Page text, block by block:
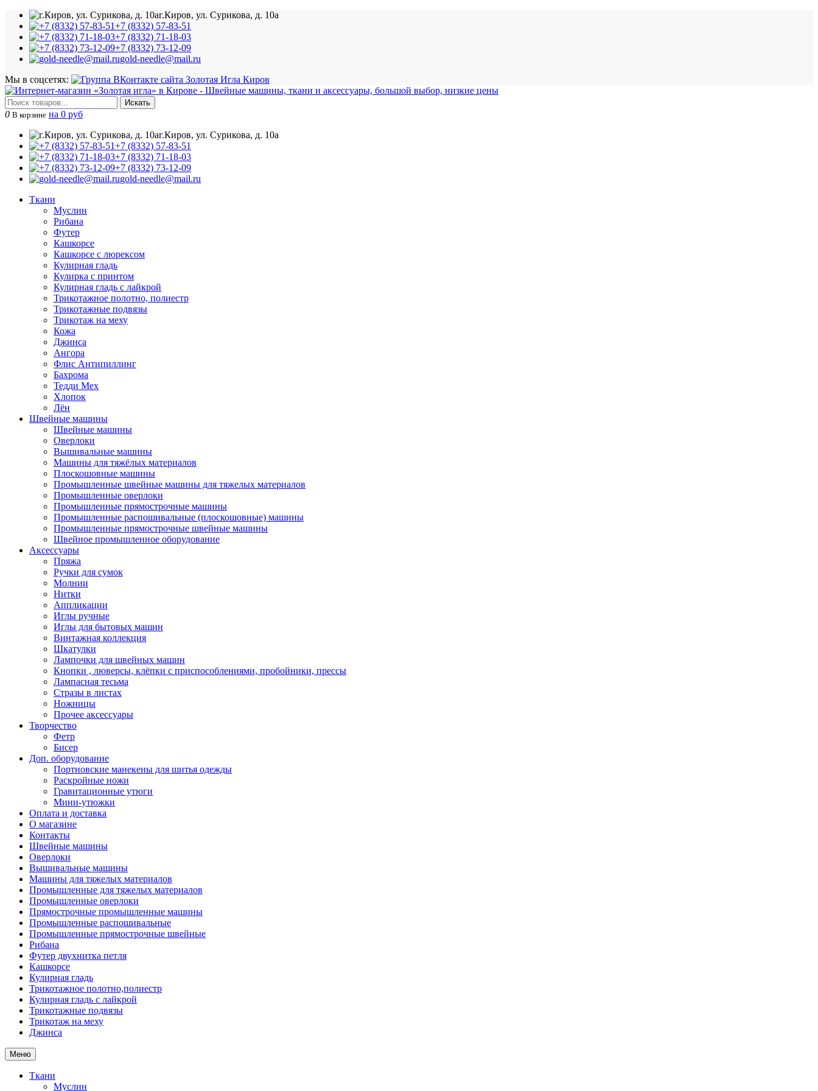
г.Киров, ул. Сурикова, д. 10а
+7 (8332) 57-83-51
+7 (8332) 71-18-03
+7 (8332) 73-12-09
gold-needle@mail.ru
Мы в соцсетях:
Искать
0 В корзине на 0 руб
г.Киров, ул. Сурикова, д. 10а
+7 (8332) 57-83-51
+7 (8332) 71-18-03
+7 (8332) 73-12-09
gold-needle@mail.ru
Ткани
Муслин
Рибана
Футер
Кашкорсе
Кашкорсе с люрексом
Кулирная гладь
Кулирка с принтом
Кулирная гладь с лайкрой
Трикотажное полотно, полиестр
Трикотажные подвязы
Трикотаж на меху
Кожа
Джинса
Ангора
Флис Антипиллинг
Бахрома
Тедди Мех
Хлопок
Лён
Швейные машины
Швейные машины
Оверлоки
Вышивальные машины
Машины для тяжёлых материалов
Плоскошовные машины
Промышленные швейные машины для тяжелых материалов
Промышленные оверлоки
Промышленные прямострочные машины
Промышленные распошивальные (плоскошовные) машины
Промышленные прямострочные швейные машины
Швейное промышленное оборудование
Аксессуары
Пряжа
Ручки для сумок
Молнии
Нитки
Аппликации
Иглы ручные
Иглы для бытовых машин
Винтажная коллекция
Шкатулки
Лампочки для швейных машин
Кнопки , люверсы, клёпки с приспособлениями, пробойники, прессы
Лампасная тесьма
Стразы в листах
Ножницы
Прочее аксессуары
Творчество
Фетр
Бисер
Доп. оборудование
Портновские манекены для шитья одежды
Раскройные ножи
Гравитационные утюги
Мини-утюжки
Оплата и доставка
О магазине
Контакты
Швейные машины
Оверлоки
Вышивальные машины
Машины для тяжелых материалов
Промышленные для тяжелых материалов
Промышленные оверлоки
Прямострочные промышленные машины
Промышленные распошивальные
Промышленные прямострочные швейные
Рибана
Футер двухнитка петля
Кашкорсе
Кулирная гладь
Трикотажное полотно,полиестр
Кулирная гладь с лайкрой
Трикотажные подвязы
Трикотаж на меху
Джинса
Меню
Ткани
Муслин